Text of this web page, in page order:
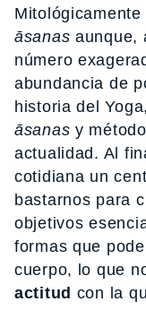
āsanas aunque,
número
abundancia de
historia del
āsanas y
actualidad. Al
cotidiana un
bastarnos para
objetivos
formas que
cuerpo, lo que
actitud con la